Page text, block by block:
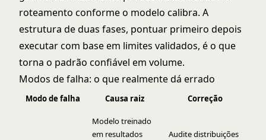
roteamento conforme o modelo calibra. A
estrutura de duas fases, pontuar primeiro depois
executar com base em limites validados, é o que
torna o padrão confiável em volume.
Modos de falha: o que realmente dá errado
Modo de falha Causa raiz Correção
Modelo treinado
em resultados
Audite distribuições